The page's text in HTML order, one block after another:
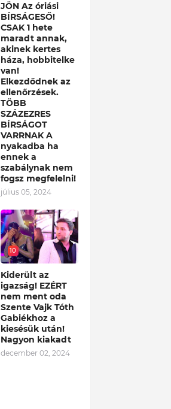
JÖN Az óriási
BÍRSÁGESŐ!
CSAK 1 hete
maradt annak,
akinek kertes
háza, hobbitelke
van!
Elkezdődnek az
ellenőrzések.
TÖBB
SZÁZEZRES
BÍRSÁGOT
VARRNAK A
nyakadba ha
ennek a
szabálynak nem
fogsz megfelelni!
július 05, 2024
10
Kiderült az
igazság! EZÉRT
nem ment oda
Szente Vajk Tóth
Gabiékhoz a
kiesésük után!
Nagyon kiakadt
december 02, 2024